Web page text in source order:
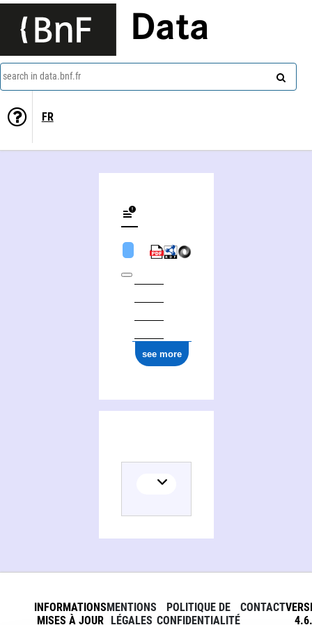
Data
search in data.bnf.fr
FR
see more
INFORMATIONS
MISES À JOUR
MENTIONS
LÉGALES
POLITIQUE DE
CONFIDENTIALITÉ
CONTACT